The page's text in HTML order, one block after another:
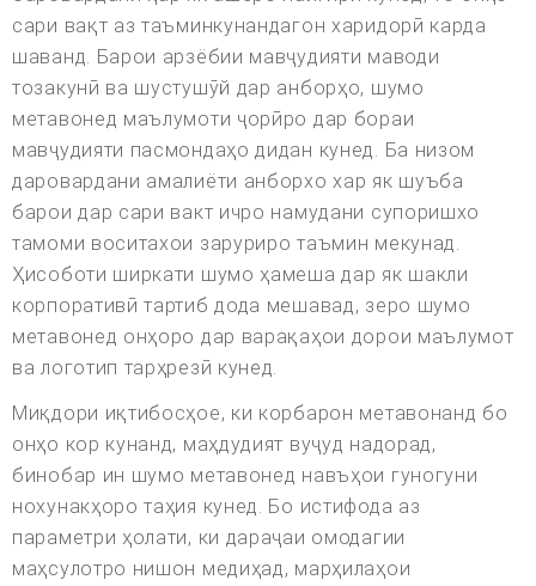
сари вақт аз таъминкунандагон харидорӣ карда
шаванд. Барои арзёбии мавҷудияти маводи
тозакунӣ ва шустушӯй дар анборҳо, шумо
метавонед маълумоти ҷорӣро дар бораи
мавҷудияти пасмондаҳо дидан кунед. Ба низом
даровардани амалиёти анборхо хар як шуъба
барои дар сари вакт ичро намудани супоришхо
тамоми воситахои заруриро таъмин мекунад.
Ҳисоботи ширкати шумо ҳамеша дар як шакли
корпоративӣ тартиб дода мешавад, зеро шумо
метавонед онҳоро дар варақаҳои дорои маълумот
ва логотип тарҳрезӣ кунед.
Миқдори иқтибосҳое, ки корбарон метавонанд бо
онҳо кор кунанд, маҳдудият вуҷуд надорад,
бинобар ин шумо метавонед навъҳои гуногуни
нохунакҳоро таҳия кунед. Бо истифода аз
параметри ҳолати, ки дараҷаи омодагии
маҳсулотро нишон медиҳад, марҳилаҳои